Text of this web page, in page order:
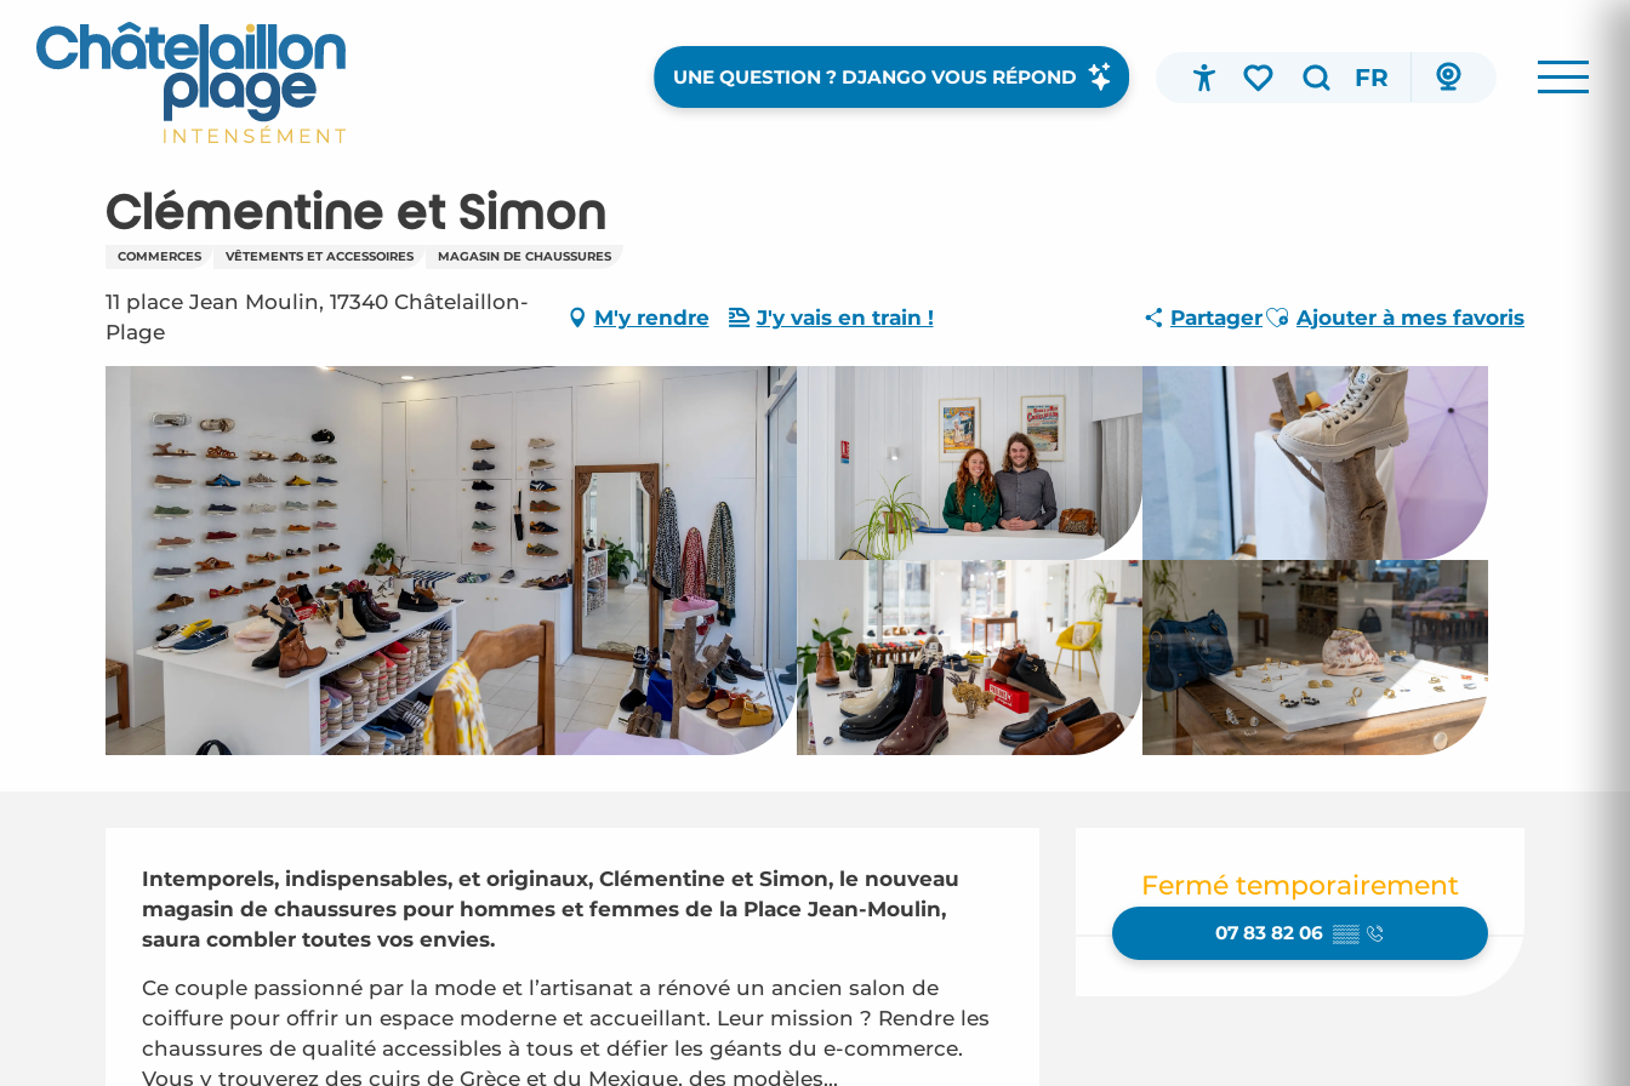
contenu
UNE QUESTION ? DJANGO VOUS RÉPOND FR
Clémentine et Simon
COMMERCES VÊTEMENTS ET ACCESSOIRES MAGASIN DE CHAUSSURES
11 place Jean Moulin, 17340 Châtelaillon-
Plage
M'y rendre J'y vais en train ! PartagerAjouter aux favoris
Ajouter à mes favoris
Ouverture et
Fermé temporairement
07 83 82 06 ▒▒
Description
Intemporels, indispensables, et originaux, Clémentine et Simon, le nouveau
magasin de chaussures pour hommes et femmes de la Place Jean-Moulin,
saura combler toutes vos envies.
Ce couple passionné par la mode et l’artisanat a rénové un ancien salon de
coiffure pour offrir un espace moderne et accueillant. Leur mission ? Rendre les
chaussures de qualité accessibles à tous et défier les géants du e-commerce.
Vous y trouverez des cuirs de Grèce et du Mexique, des modèles...